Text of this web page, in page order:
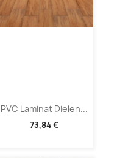
PVC Laminat Dielen...
73,84 €